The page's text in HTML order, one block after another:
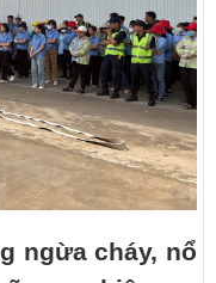
ngừa cháy, nổ